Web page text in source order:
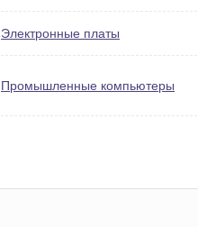
Электронные платы
Промышленные компьютеры